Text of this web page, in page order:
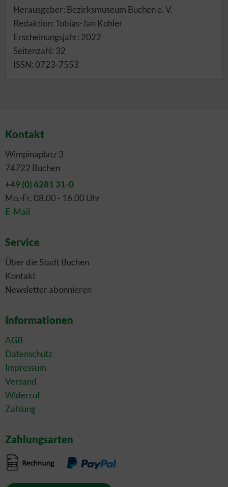
Herausgeber: Bezirksmuseum Buchen e. V.
Redaktion: Tobias-Jan Kohler
Erscheinungsjahr: 2022
Seitenzahl: 32
ISSN: 0723-7553
Kontakt
Wimpinaplatz 3
74722 Buchen
+49 (0) 6281 31-0
Mo.-Fr. 08.00 - 16.00 Uhr
E-Mail
Service
Über die Stadt Buchen
Kontakt
Newsletter abonnieren
Informationen
AGB
Datenschutz
Impressum
Versand
Widerruf
Zahlung
Zahlungsarten